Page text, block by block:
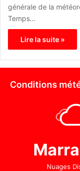
générale de la
Temps…
Lire la suite »
Conditions
Nuages